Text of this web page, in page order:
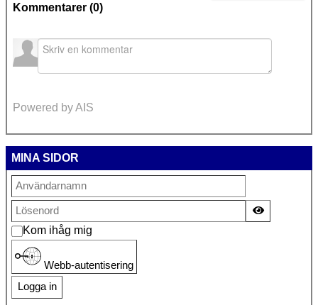
Kommentarer (0)
Powered by AIS
MINA SIDOR
Kom ihåg mig
Webb-autentisering
Logga in